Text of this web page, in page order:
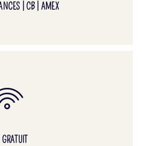
| CB | AMEX